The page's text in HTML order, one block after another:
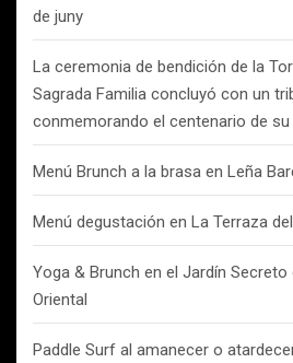
de juny
La ceremonia de bendición de la
Sagrada Familia concluyó con un
conmemorando el centenario de
Menú Brunch a la brasa en Leña
Menú degustación en La Terraza
Yoga & Brunch en el Jardín Secreto
Oriental
Paddle Surf al amanecer o